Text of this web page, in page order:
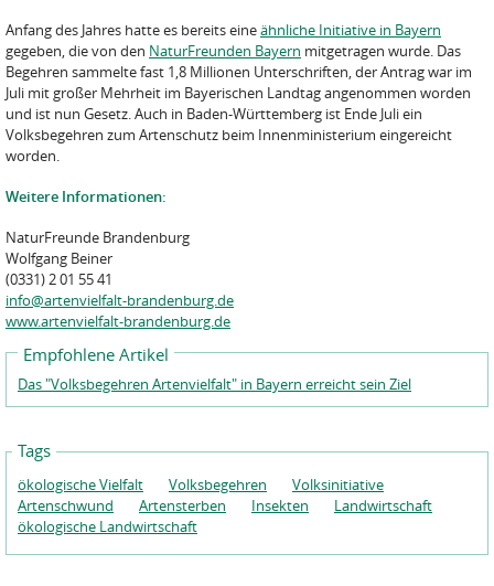
Anfang des Jahres hatte es bereits eineähnliche Initiative in Bayern
gegeben, die von den NaturFreunden Bayern mitgetragen wurde. Das
Begehren sammelte fast 1,8 Millionen Unterschriften, der Antrag war im
Juli mit großer Mehrheit im Bayerischen Landtag angenommen worden
und ist nun Gesetz. Auch in Baden-Württemberg ist Ende Juli ein
Volksbegehren zum Artenschutz beim Innenministerium eingereicht
worden.
Weitere Informationen:
NaturFreunde Brandenburg
Wolfgang Beiner
(0331) 2 01 55 41
info@artenvielfalt-brandenburg.de
www.artenvielfalt-brandenburg.de
Empfohlene Artikel
Das "Volksbegehren Artenvielfalt" in Bayern erreicht sein Ziel
Tags
ökologische Vielfalt Volksbegehren
Volksinitiative
Artenschwund
Artensterben Insekten
Landwirtschaft
ökologische Landwirtschaft